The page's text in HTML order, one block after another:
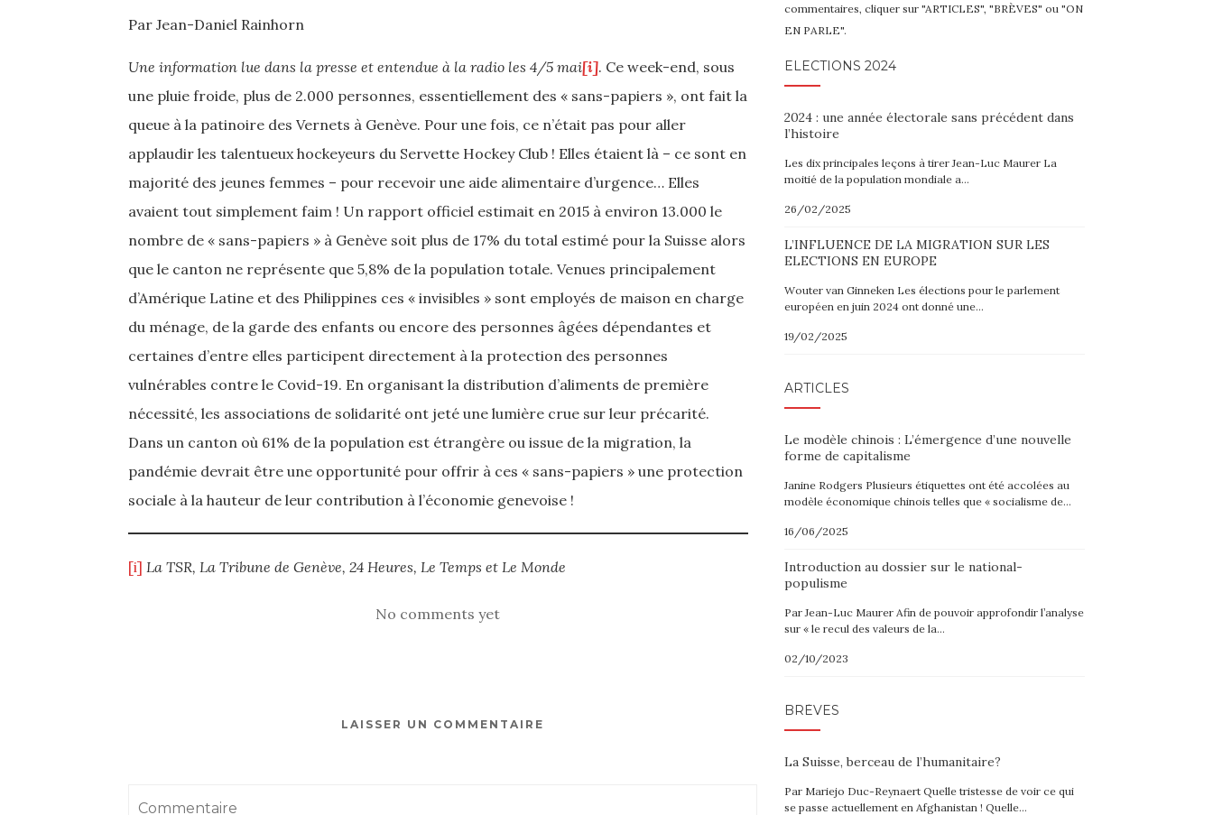
Par Jean-Daniel Rainhorn
Une information lue dans la presse et entendue à la radio les 4/5 mai[i]. Ce week-end, sous
une pluie froide, plus de 2.000 personnes, essentiellement des « sans-papiers », ont fait la
queue à la patinoire des Vernets à Genève. Pour une fois, ce n’était pas pour aller
applaudir les talentueux hockeyeurs du Servette Hockey Club ! Elles étaient là – ce sont en
majorité des jeunes femmes – pour recevoir une aide alimentaire d’urgence… Elles
avaient tout simplement faim ! Un rapport officiel estimait en 2015 à environ 13.000 le
nombre de « sans-papiers » à Genève soit plus de 17% du total estimé pour la Suisse alors
que le canton ne représente que 5,8% de la population totale. Venues principalement
d’Amérique Latine et des Philippines ces « invisibles » sont employés de maison en charge
du ménage, de la garde des enfants ou encore des personnes âgées dépendantes et
certaines d’entre elles participent directement à la protection des personnes
vulnérables contre le Covid-19. En organisant la distribution d’aliments de première
nécessité, les associations de solidarité ont jeté une lumière crue sur leur précarité.
Dans un canton où 61% de la population est étrangère ou issue de la migration, la
pandémie devrait être une opportunité pour offrir à ces « sans-papiers » une protection
sociale à la hauteur de leur contribution à l’économie genevoise !
[i] La TSR, La Tribune de Genève, 24 Heures, Le Temps et Le Monde
No comments yet
LAISSER UN COMMENTAIRE
commentaires, cliquer sur "ARTICLES", "BRÈVES" ou "ON
EN PARLE".
ELECTIONS 2024
2024 : une année électorale sans précédent dans
l’histoire
Les dix principales leçons à tirer Jean-Luc Maurer La
moitié de la population mondiale a…
26/02/2025
L’INFLUENCE DE LA MIGRATION SUR LES
ELECTIONS EN EUROPE
Wouter van Ginneken Les élections pour le parlement
européen en juin 2024 ont donné une…
19/02/2025
ARTICLES
Le modèle chinois : L’émergence d’une nouvelle
forme de capitalisme
Janine Rodgers Plusieurs étiquettes ont été accolées au
modèle économique chinois telles que « socialisme de…
16/06/2025
Introduction au dossier sur le national-
populisme
Par Jean-Luc Maurer Afin de pouvoir approfondir l’analyse
sur « le recul des valeurs de la…
02/10/2023
BRÈVES
La Suisse, berceau de l’humanitaire?
Par Mariejo Duc-Reynaert Quelle tristesse de voir ce qui
se passe actuellement en Afghanistan ! Quelle…